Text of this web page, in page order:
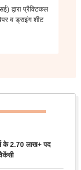
द्वारा प्रैक्टिकल
व ड्राइंग शीट
के 2.70 लाख+ पद